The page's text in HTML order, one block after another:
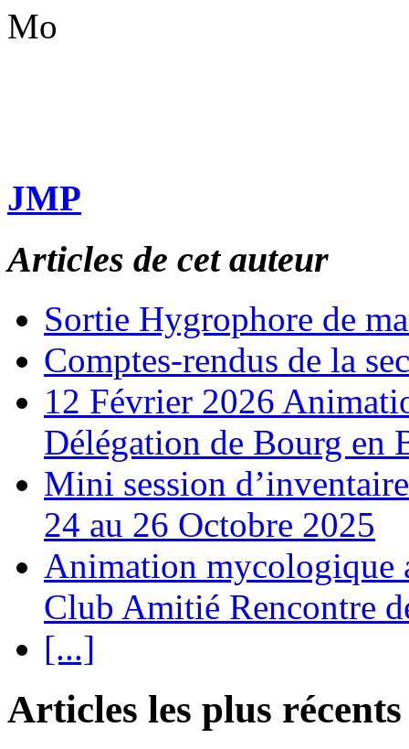
JMP
Articles de cet auteur
Sortie Hygrophore de
Comptes-rendus de la
12 Février 2026
Délégation de Bourg en
Mini session
24 au 26 Octobre 2025
Animation mycologique
Club Amitié Rencontre
[...]
Articles les plus récents